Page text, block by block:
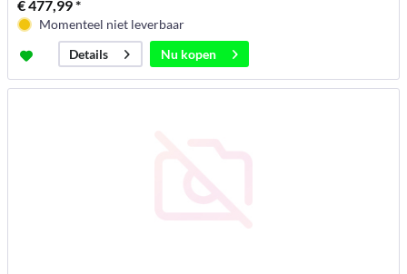
€ 477,99 *
Momenteel niet leverbaar
Details
Nu kopen